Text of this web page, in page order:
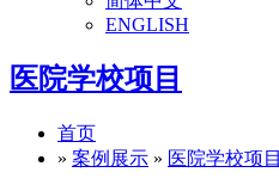
ENGLISH
医院学校项目
首页
» 案例展示 » 医院学校项目